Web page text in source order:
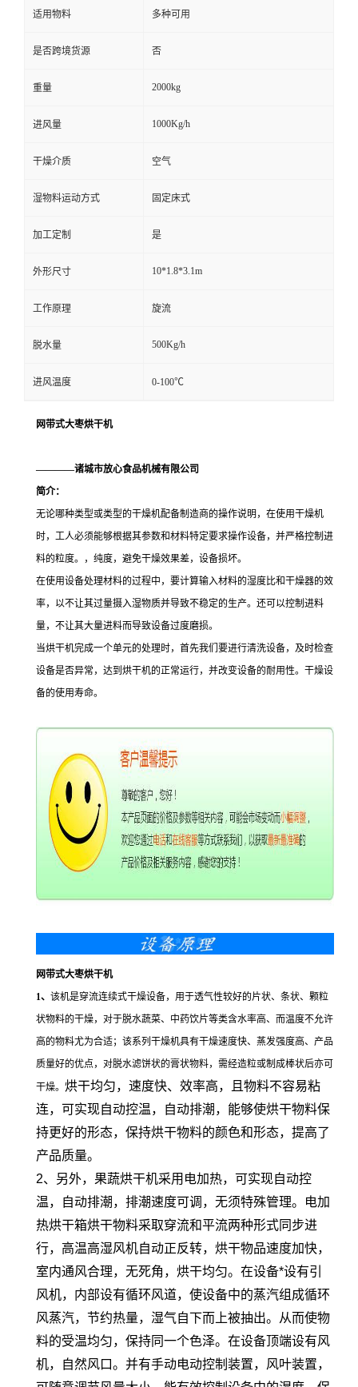
适用物料 多种可用
是否跨境货源 否
重量 2000kg
进风量 1000Kg/h
干燥介质 空气
湿物料运动方式 固定床式
加工定制 是
外形尺寸 10*1.8*3.1m
工作原理 旋流
脱水量 500Kg/h
进风温度 0-100℃
网带式大枣烘干机
————诸城市放心食品机械有限公司
简介：
无论哪种类型或类型的干燥机配备制造商的操作说明，在使用干燥机
时，工人必须能够根据其参数和材料特定要求操作设备，并严格控制进
料的粒度。，纯度，避免干燥效果差，设备损坏。
在使用设备处理材料的过程中，要计算输入材料的湿度比和干燥器的效
率，以不让其过量摄入湿物质并导致不稳定的生产。还可以控制进料
量，不让其大量进料而导致设备过度磨损。
当烘干机完成一个单元的处理时，首先我们要进行清洗设备，及时检查
设备是否异常，达到烘干机的正常运行，并改变设备的耐用性。干燥设
备的使用寿命。
网带式大枣烘干机
1、 该机是穿流连续式干燥设备，用于透气性较好的片状、条状、颗粒
状物料的干燥，对于脱水蔬菜、中药饮片等类含水率高、而温度不允许
高的物料尤为合适；该系列干燥机具有干燥速度快、蒸发强度高、产品
质量好的优点，对脱水滤饼状的膏状物料，需经造粒或制成棒状后亦可
干燥。 烘干均匀，速度快、效率高，且物料不容易粘
连，可实现自动控温，自动排潮，能够使烘干物料保
持更好的形态，保持烘干物料的颜色和形态，提高了
产品质量。
2、另外，果蔬烘干机采用电加热，可实现自动控
温，自动排潮，排潮速度可调，无须特殊管理。电加
热烘干箱烘干物料采取穿流和平流两种形式同步进
行，高温高湿风机自动正反转，烘干物品速度加快，
室内通风合理，无死角，烘干均匀。在设备*设有引
风机，内部设有循环风道，使设备中的蒸汽组成循环
风蒸汽，节约热量，湿气自下而上被抽出。从而使物
料的受温均匀，保持同一个色泽。在设备顶端设有风
机，自然风口。并有手动电动控制装置，风叶装置，